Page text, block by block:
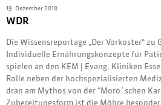
19. Dezember 2018
WDR
Die Wissensreportage „Der Vorkoster“ zu
Individuelle Ernährungskonzepte für
spielen an den KEM | Evang. Kliniken
Rolle neben der hochspezialisierten
dran am Mythos von der “Moro´schen
Zubereitungsform ist die Möhre